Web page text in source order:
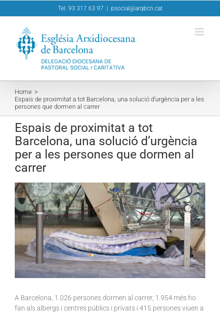
to
Tel. 93 317 63 97 psocial@arqbcn.cat
Home
Espais de proximitat a tot Barcelona, una solució d’urgència per a les
persones que dormen al carrer
Espais de proximitat a tot
Barcelona, una solució d’urgència
per a les persones que dormen al
carrer
View
Larger
Image
A Barcelona, 1.026 persones dormen al carrer, 1.954 més ho
fan als albergs i centres públics i privats i 415 persones viuen a